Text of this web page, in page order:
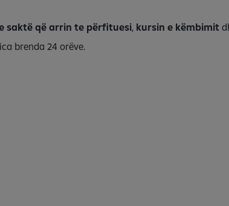
saktë që arrin te përfituesi, kursin e këmbimit
brenda 24 orëve.